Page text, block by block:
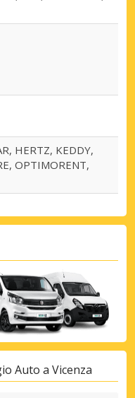
HERTZ, KEDDY,
OPTIMORENT,
Auto a Vicenza